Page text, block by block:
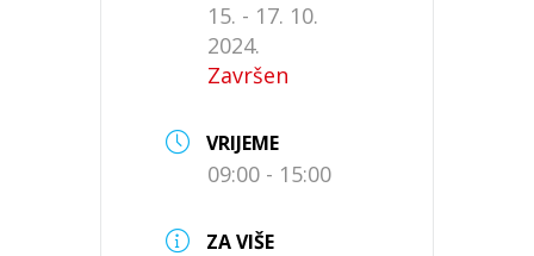
15. - 17. 10.
2024.
Završen
VRIJEME
09:00 - 15:00
ZA VIŠE